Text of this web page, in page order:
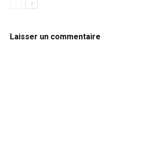
Laisser un commentaire